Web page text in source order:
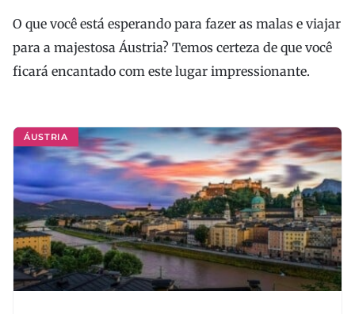
O que você está esperando para fazer as malas e viajar
para a majestosa Áustria? Temos certeza de que você
ficará encantado com este lugar impressionante.
ÁUSTRIA